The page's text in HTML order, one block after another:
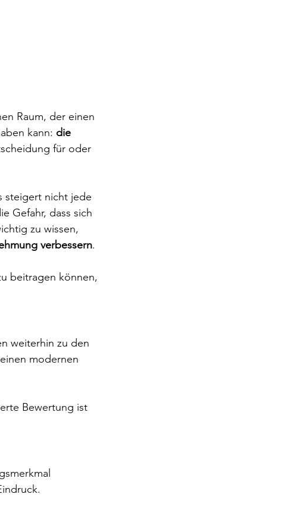
Raum, der einen
kann: die
für oder
steigert nicht jede
Gefahr, dass sich
zu wissen,
verbessern.
beitragen können,
weiterhin zu den
modernen
Bewertung ist